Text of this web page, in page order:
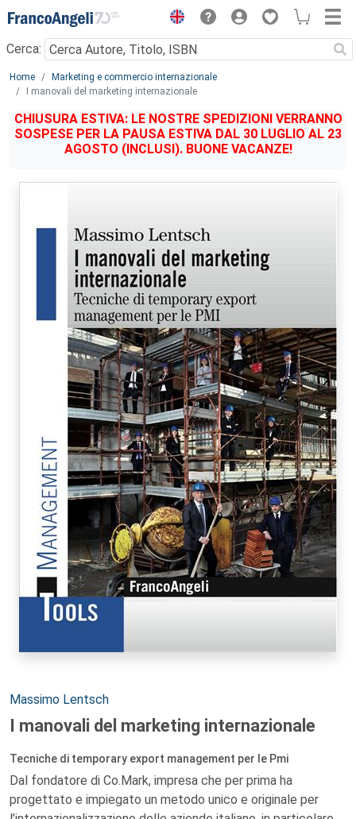
Menu
Cerca:
Main content
Home
Marketing e commercio internazionale
I manovali del marketing internazionale
CHIUSURA ESTIVA: LE NOSTRE SPEDIZIONI VERRANNO
SOSPESE PER LA PAUSA ESTIVA DAL 30 LUGLIO AL 23
AGOSTO (INCLUSI). BUONE VACANZE!
Autori:
Massimo Lentsch
I manovali del marketing internazionale
Tecniche di temporary export management per le Pmi
Dal fondatore di Co.Mark, impresa che per prima ha
progettato e impiegato un metodo unico e originale per